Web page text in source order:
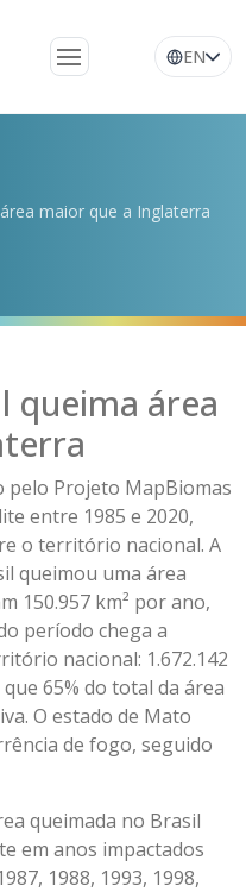
Plataforma
Notícias
EN
maior que a Inglaterra
queima área
Projeto MapBiomas
entre 1985 e 2020,
o território nacional. A
queimou uma área
150.957 km² por ano,
período chega a
nacional: 1.672.142
65% do total da área
O estado de Mato
de fogo, seguido
queimada no Brasil
em anos impactados
1988, 1993, 1998,